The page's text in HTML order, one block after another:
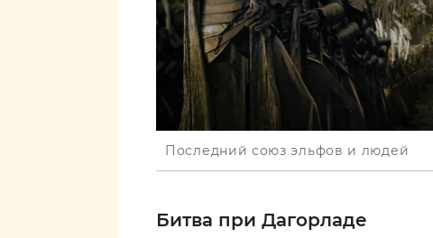
Последний союз эльфов и людей
Битва при Дагорладе